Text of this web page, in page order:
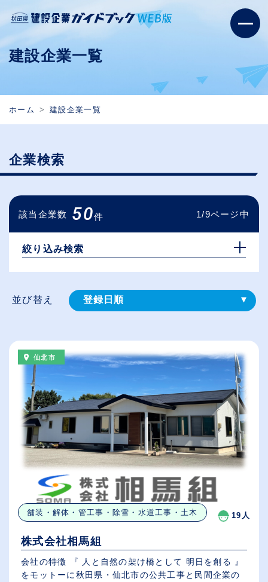
建設企業一覧
ホーム 建設企業一覧
企業検索
該当企業数 50件 1/9ページ中
絞り込み検索
並び替え 登録⽇順
（⾼卒の給与を基準）
従業員が多い順
休日数が多い順
仙北市
舗装・解体・管工事・除雪・水道工事・土木 19人
株式会社相馬組
会社の特徴 『 人と自然の架け橋として 明日を創る 』
をモットーに秋田県・仙北市の公共工事と民間企業の